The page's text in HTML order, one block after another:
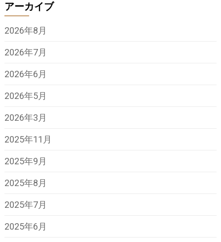
アーカイブ
2026年8月
2026年7月
2026年6月
2026年5月
2026年3月
2025年11月
2025年9月
2025年8月
2025年7月
2025年6月